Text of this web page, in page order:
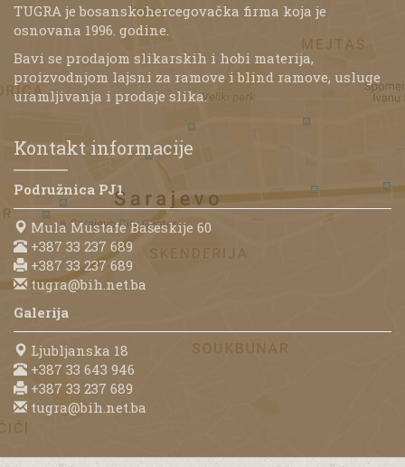
TUGRA je bosanskohercegovačka firma koja je
osnovana 1996. godine.
Bavi se prodajom slikarskih i hobi materija,
proizvodnjom lajsni za ramove i blind ramove, usluge
uramljivanja i prodaje slika.
Kontakt informacije
Podružnica PJ1
Mula Mustafe Bašeskije 60
+387 33 237 689
+387 33 237 689
tugra@bih.net.ba
Galerija
Ljubljanska 18
+387 33 643 946
+387 33 237 689
tugra@bih.net.ba